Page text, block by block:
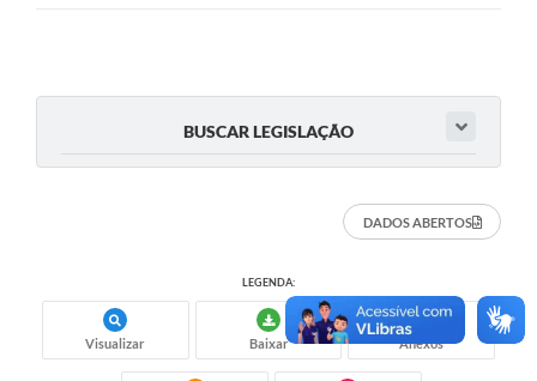
BUSCAR LEGISLAÇÃO
DADOS ABERTOS
LEGENDA:
Visualizar Baixar Anexos